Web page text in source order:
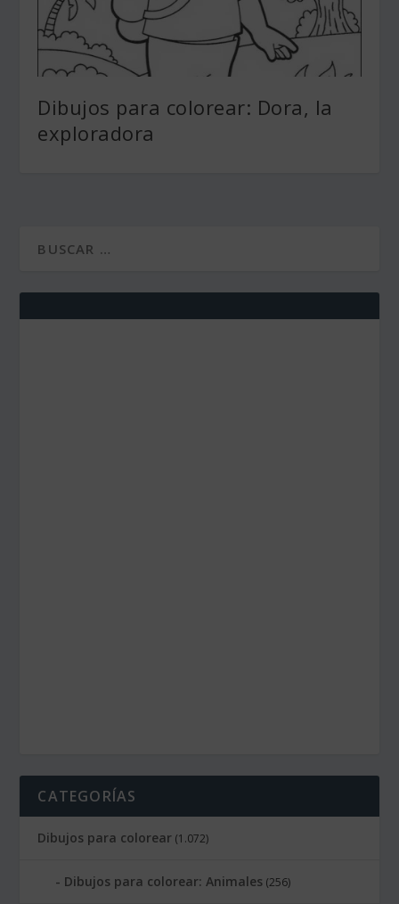
Dibujos para colorear: Dora, la
exploradora
CATEGORÍAS
Dibujos para colorear (1.072)
Dibujos para colorear: Animales (256)